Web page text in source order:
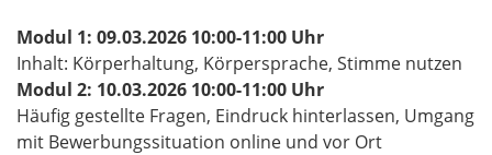
Modul 1: 09.03.2026 10:00-11:00 Uhr
Inhalt: Körperhaltung, Körpersprache, Stimme nutzen
Modul 2: 10.03.2026 10:00-11:00 Uhr
Häufig gestellte Fragen, Eindruck hinterlassen, Umgang
mit Bewerbungssituation online und vor Ort